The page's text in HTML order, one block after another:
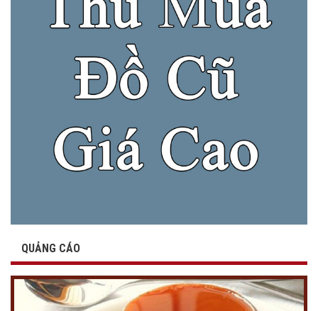
QUẢNG CÁO